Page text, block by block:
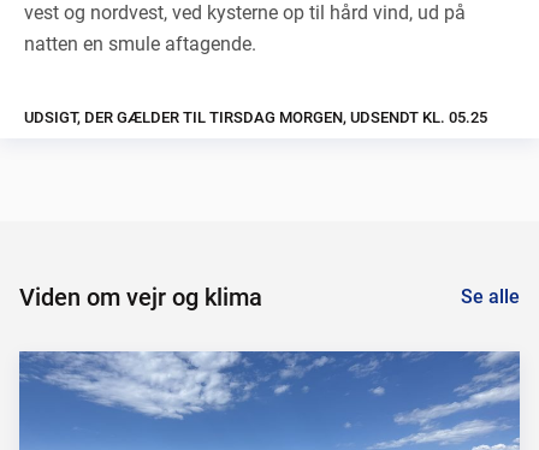
vest og nordvest, ved kysterne op til hård vind, ud på
natten en smule aftagende.
UDSIGT, DER GÆLDER TIL TIRSDAG MORGEN, UDSENDT KL. 05.25
Viden om vejr og klima Se alle